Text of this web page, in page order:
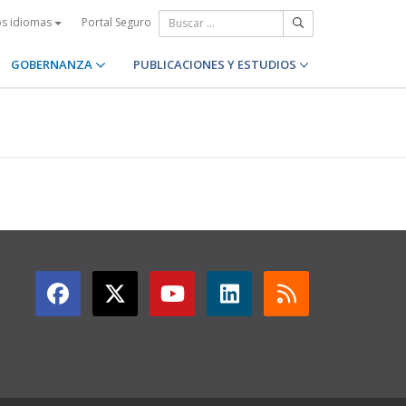
idiomas Portal Seguro
GOBERNANZA PUBLICACIONES Y ESTUDIOS